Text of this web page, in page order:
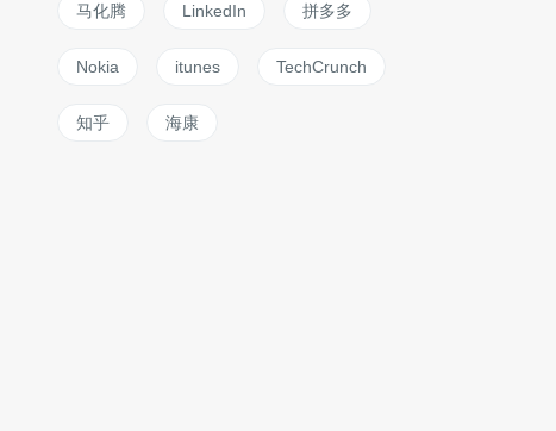
马化腾 LinkedIn 拼多多
Nokia itunes TechCrunch
知乎 海康